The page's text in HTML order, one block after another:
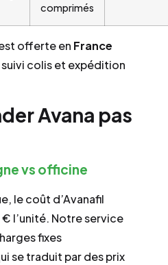
comprimés
offerte en France
colis et expédition
Avana pas
vs officine
le coût d’Avanafil
l’unité. Notre service
fixes
se traduit par des prix